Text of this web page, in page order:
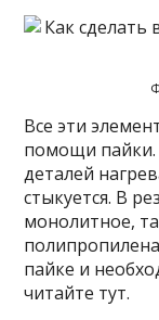
Все эти
помощи пайки.
деталей
стыкуется. В
монолитное,
пайке и
читайте тут.